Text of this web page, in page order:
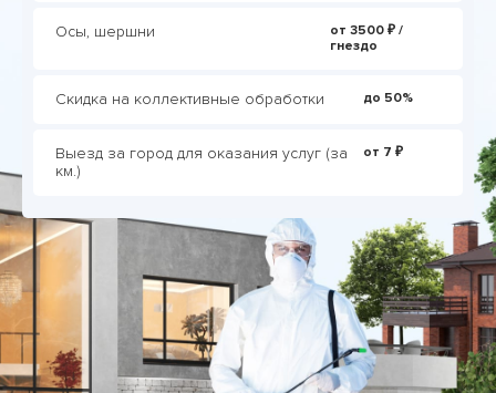
Осы, шершни
от 3500 ₽ /
гнездо
Скидка на коллективные обработки до 50%
Выезд за город для оказания услуг (за
км.)
от 7 ₽